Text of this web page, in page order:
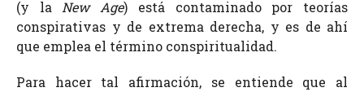
(y la New Age) está contaminado por teorías
conspirativas y de extrema derecha, y es de ahí
que emplea el término conspiritualidad.
Para hacer tal afirmación, se entiende que al